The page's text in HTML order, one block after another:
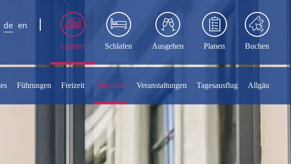
de en
Erleben
Führungen Freizeit Einkaufen Veranstaltungen Tagesausflug Allgäu
Schlafen Ausgehen Planen Buchen